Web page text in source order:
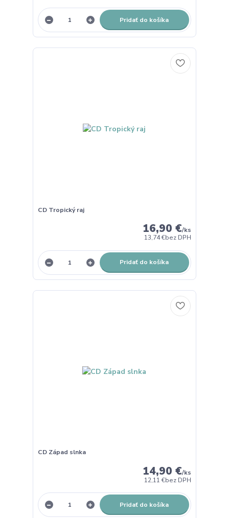
Pridať do košíka
CD Tropický raj
16,90 €/ks
13,74 €bez DPH
Pridať do košíka
CD Západ slnka
14,90 €/ks
12,11 €bez DPH
Pridať do košíka